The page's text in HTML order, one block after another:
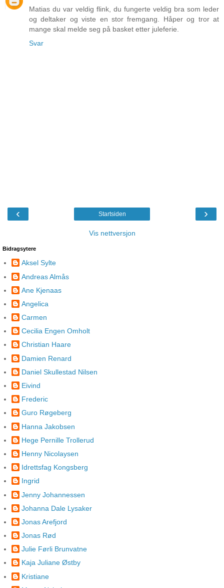
Matias du var veldig flink, du fungerte veldig bra som leder
og deltaker og viste en stor fremgang. Håper og tror at
mange skal melde seg på basket etter juleferie.
Svar
‹ ›
Startsiden
Vis nettversjon
Bidragsytere
Aksel Sylte
Andreas Almås
Ane Kjenaas
Angelica
Carmen
Cecilia Engen Omholt
Christian Haare
Damien Renard
Daniel Skullestad Nilsen
Eivind
Frederic
Guro Røgeberg
Hanna Jakobsen
Hege Pernille Trollerud
Henny Nicolaysen
Idrettsfag Kongsberg
Ingrid
Jenny Johannessen
Johanna Dale Lysaker
Jonas Arefjord
Jonas Rød
Julie Førli Brunvatne
Kaja Juliane Østby
Kristiane